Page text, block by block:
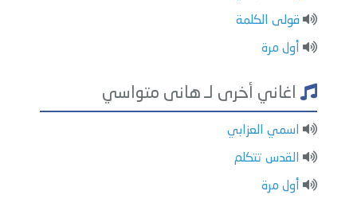
قولى الكلمة
أول مرة
اغاني أخرى لـ هانى متواسي
اسمي العزابي
القدس تتكلم
أول مرة